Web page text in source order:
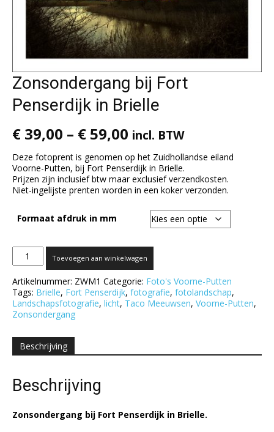
Zonsondergang bij Fort
Penserdijk in Brielle
€ 39,00 – € 59,00 incl. BTW
Deze fotoprent is genomen op het Zuidhollandse eiland
Voorne-Putten, bij Fort Penserdijk in Brielle.
Prijzen zijn inclusief btw maar exclusief verzendkosten.
Niet-ingelijste prenten worden in een koker verzonden.
Formaat afdruk in mm
Zonsondergang
bij
Penserdijk
in
Brielle
aantal
Toevoegen aan winkelwagen
Artikelnummer: ZWM1 Categorie: Foto's Voorne-Putten
Tags: Brielle, Fort Penserdijk, fotografie, fotolandschap,
Landschapsfotografie, licht, Taco Meeuwsen, Voorne-Putten,
Zonsondergang
Beschrijving
Beschrijving
Zonsondergang bij Fort Penserdijk in Brielle.